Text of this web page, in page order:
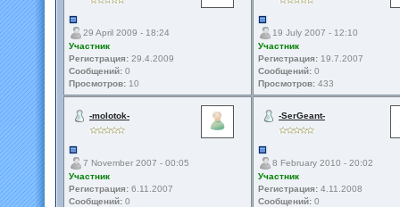
29 April 2009 - 18:24
Участник
Регистрация: 29.4.2009
Сообщений: 0
Просмотров: 10
19 July 2007 - 12:10
Участник
Регистрация: 19.7.2007
Сообщений: 0
Просмотров: 433
-molotok-
7 November 2007 - 00:05
Участник
Регистрация: 6.11.2007
Сообщений: 0
-SerGeant-
8 February 2010 - 20:02
Участник
Регистрация: 4.11.2008
Сообщений: 0